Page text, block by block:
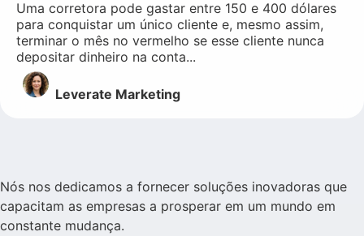
Uma corretora pode gastar entre 150 e 400 dólares
para conquistar um único cliente e, mesmo assim,
terminar o mês no vermelho se esse cliente nunca
depositar dinheiro na conta...
Leverate Marketing
Nós nos dedicamos a fornecer soluções inovadoras que
capacitam as empresas a prosperar em um mundo em
constante mudança.